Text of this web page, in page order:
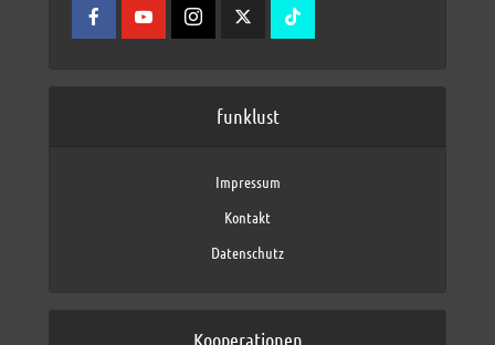
funklust
Impressum
Kontakt
Datenschutz
Kooperationen